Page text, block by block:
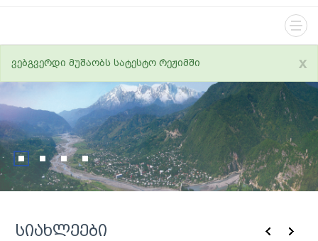
x
ვებგვერდი მუშაობს სატესტო რეჟიმში
სიახლეები